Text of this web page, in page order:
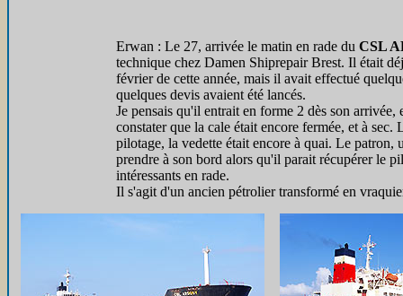
Erwan : Le 27, arrivée le matin en rade du CSL
technique chez Damen Shiprepair Brest. Il était
février de cette année, mais il avait effectué
quelques devis avaient été lancés.
Je pensais qu'il entrait en forme 2 dès son
constater que la cale était encore fermée, et à
pilotage, la vedette était encore à quai. Le patron,
prendre à son bord alors qu'il parait récupérer le
intéressants en rade.
Il s'agit d'un ancien pétrolier transformé en